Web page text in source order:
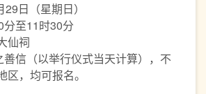
日（星期日）
至11时30分
仙祠
信（以举行仪式当天计算），不
，均可报名。